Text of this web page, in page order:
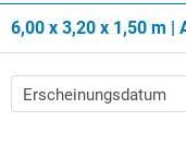
6,00 x 3,20 x 1,50 m |